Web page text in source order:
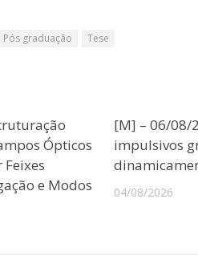
Pós graduação Tese
Ópticos
e Modos
[M] – 06/08/
impulsivos
04/08/2026